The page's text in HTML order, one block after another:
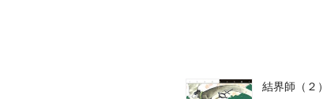
結界師（２）